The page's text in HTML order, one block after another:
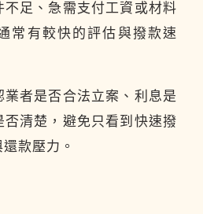
足、急需支付工資或材料
常有較快的評估與撥款速
者是否合法立案、利息是
清楚，避免只看到快速撥
款壓力。